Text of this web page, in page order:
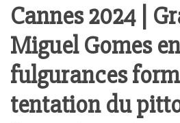
Cannes 2024 |
Miguel Gomes
fulgurances
tentation du